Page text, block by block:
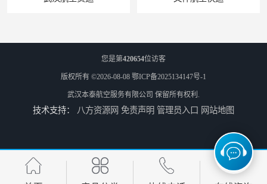
专业空运公司 武汉机场货运站电话
您是第420654位访客
版权所有 ©2026-08-08 鄂ICP备2025134147号-1
武汉本泰航空服务有限公司 保留所有权利.
技术支持： 八方资源网 免责声明 管理员入口 网站地图